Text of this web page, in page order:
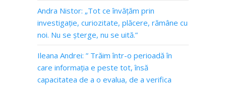
Andra Nistor: „Tot ce învățăm prin
investigație, curiozitate, plăcere, rămâne cu
noi. Nu se șterge, nu se uită.”
Ileana Andrei: ” Trăim într-o perioadă în
care informația e peste tot, însă
capacitatea de a o evalua, de a verifica